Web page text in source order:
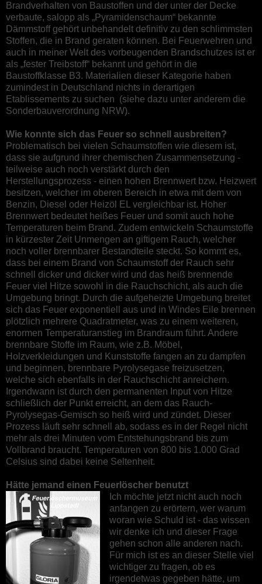
Brandverhalten von Baustoffen und der unter der Decke
verbaute, salopp als „Pyramidenschaum“ bekannte
Dämmstoff gehört unbehandelt definitiv zu den schlimmsten
Stoffen, die in Brand geraten können. Bei Feuerwehren und
auch in meiner Welt des vorbeugenden Brandschutzes ist er
als „fester Treibstoff“ bekannt und gehört in die
Baustoffklasse B3. Materialien dieser Kategorie haben
zumindest in Deutschland nichts in derartigen
Etablissements zu suchen (siehe dazu unter anderem die
Sonderbauverordnung NRW).
Wie konnte sich das Feuer so schnell ausbreiten?
Problematisch bei vielen Schaumstoffen wie diesem ist,
dass sie aufgrund ihrer chemischen Zusammensetzung -
teilweise auch noch verstärkt durch den
Herstellungsprozess - einen hohen Brennwert bzw. Heizwert
besitzen, welcher im oberen Bereich in etwa mit dem von
Benzin, Diesel oder Heizöl EL vergleichbar ist. Hoher
Brennwert bedeutet heißes Feuer und somit auch hohe
Temperaturen beim Brand. Zudem entwickeln Schaumstoffe
in kürzester Zeit Unmengen an giftigem Rauch, welcher
noch voller brennbarer Bestandteile steckt. So kommt es,
dass bei einem Brand von Schaumstoff der Rauch sehr
schnell dicker und dicker wird und das heiß brennende
Feuer viel Hitze sowohl in die Rauchschicht, als auch die
Umgebung bringt. Durch die aufgeheizte Umgebung breitet
sich das Feuer exponentiell aus und in Windes Eile brennen
plötzlich mehrere Quadratmeter, was zu einem weiteren,
enormen Temperaturanstieg im Brandraum führt. Andere
brennbare Stoffe im Raum, wie z.B. Möbel,
Holzverkleidungen und Kunststoffe fangen an zu dampfen
und beginnen, brennbare Pyrolysegase freizusetzen,
welche sich ebenfalls in der Rauchschicht anreichern.
Irgendwann ist durch den permanenten Input von Hitze
schließlich der Punkt erreicht, an dem das Rauch-
Pyrolysegas-Gemisch so heiß wird und zündet. Dieser
Prozess läuft sehr schnell ab, sodass es in der Regel nicht
mehr als drei Minuten vom Entstehungsbrand bis zum
Vollbrand braucht. Temperaturen von 800 bis 1.000 Grad
Celsius sind dabei keine Seltenheit.
Hätte jemand einen Feuerlöscher benutzt
Ich möchte jetzt nicht auch noch
anfangen zu erörtern, wer warum
woran wie Schuld ist - das wissen
wir denke ich und dieser Frage
gehen schon alle anderen nach.
Für mich ist es an dieser Stelle viel
wichtiger zu fragen, ob es
irgendetwas gegeben hätte, um